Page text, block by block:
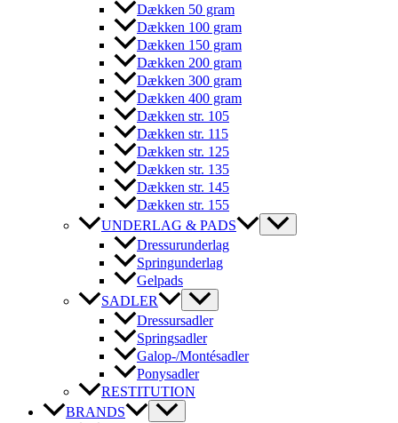
Dækken 50 gram
Dækken 100 gram
Dækken 150 gram
Dækken 200 gram
Dækken 300 gram
Dækken 400 gram
Dækken str. 105
Dækken str. 115
Dækken str. 125
Dækken str. 135
Dækken str. 145
Dækken str. 155
UNDERLAG & PADS
Dressurunderlag
Springunderlag
Gelpads
SADLER
Dressursadler
Springsadler
Galop-/Montésadler
Ponysadler
RESTITUTION
BRANDS